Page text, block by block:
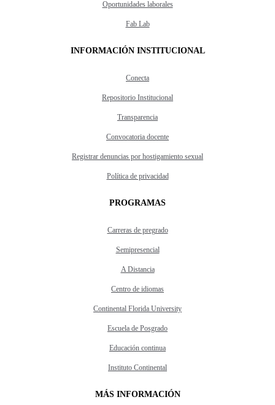
Oportunidades laborales
Fab Lab
INFORMACIÓN INSTITUCIONAL
Conecta
Repositorio Institucional
Transparencia
Convocatoria docente
Registrar denuncias por hostigamiento sexual
Política de privacidad
PROGRAMAS
Carreras de pregrado
Semipresencial
A Distancia
Centro de idiomas
Continental Florida University
Escuela de Posgrado
Educación continua
Instituto Continental
MÁS INFORMACIÓN